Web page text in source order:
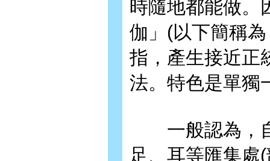
時隨地都能做。
伽」(以下簡稱
指，產生接近正
法。特色是單獨
一般認為，自
足、耳等匯集處